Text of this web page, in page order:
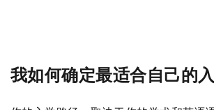
我如何确定最适合自己的